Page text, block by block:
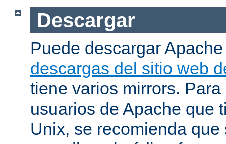
Descargar
Puede descargar
descargas del sitio web
tiene varios mirrors.
usuarios de Apache que
Unix, se recomienda